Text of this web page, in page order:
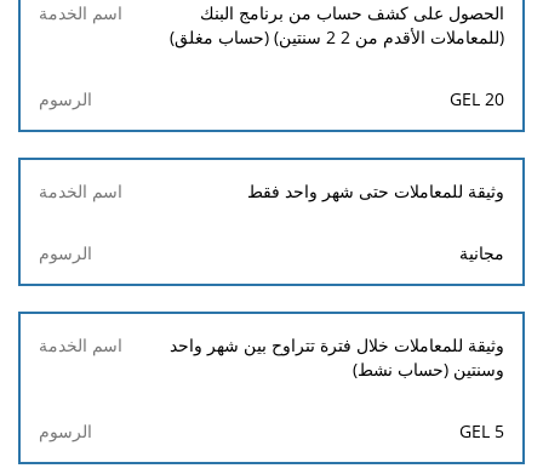
الحصول على كشف حساب من برنامج البنك
(للمعاملات الأقدم من 2 2 سنتين) (حساب مغلق)
20 GEL
وثيقة للمعاملات حتى شهر واحد فقط
مجانية
وثيقة للمعاملات خلال فترة تتراوح بين شهر واحد
وسنتين (حساب نشط)
5 GEL